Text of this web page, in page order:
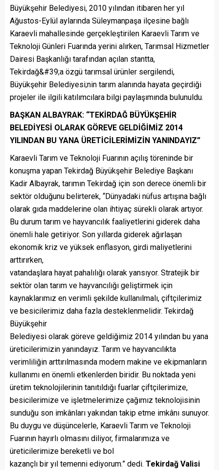
Büyükşehir Belediyesi, 2010 yılından itibaren her yıl
Ağustos-Eylül aylarında Süleymanpaşa ilçesine bağlı
Karaevli mahallesinde gerçekleştirilen Karaevli Tarım ve
Teknoloji Günleri Fuarında yerini alırken, Tarımsal Hizmetler
Dairesi Başkanlığı tarafından açılan stantta,
Tekirdağ&#39;a özgü tarımsal ürünler sergilendi,
Büyükşehir Belediyesi;nin tarım alanında hayata geçirdiği
projeler ile ilgili katılımcılara bilgi paylaşımında bulunuldu.
BAŞKAN ALBAYRAK: “TEKİRDAĞ BÜYÜKŞEHİR
BELEDİYESİ OLARAK GÖREVE GELDİĞİMİZ 2014
YILINDAN BU YANA ÜRETİCİLERİMİZİN YANINDAYIZ”
Karaevli Tarım ve Teknoloji Fuarının açılış töreninde bir
konuşma yapan Tekirdağ Büyükşehir Belediye Başkanı
Kadir Albayrak, tarımın Tekirdağ için son derece önemli bir
sektör olduğunu belirterek, “Dünyadaki nüfus artışına bağlı
olarak gıda maddelerine olan ihtiyaç sürekli olarak artıyor.
Bu durum tarım ve hayvancılık faaliyetlerini giderek daha
önemli hale getiriyor. Son yıllarda giderek ağırlaşan
ekonomik kriz ve yüksek enflasyon, girdi maliyetlerini
arttırırken,
vatandaşlara hayat pahalılığı olarak yansıyor. Stratejik bir
sektör olan tarım ve hayvancılığı geliştirmek için
kaynaklarımız en verimli şekilde kullanılmalı, çiftçilerimiz
ve besicilerimiz daha fazla desteklenmelidir. Tekirdağ
Büyükşehir
Belediyesi olarak göreve geldiğimiz 2014 yılından bu yana
üreticilerimizin yanındayız. Tarım ve hayvancılıkta
verimliliğin arttırılmasında modern makine ve ekipmanların
kullanımı en önemli etkenlerden biridir. Bu noktada yeni
üretim teknolojilerinin tanıtıldığı fuarlar çiftçilerimize,
besicilerimize ve işletmelerimize çağımız teknolojisinin
sunduğu son imkânları yakından takip etme imkânı sunuyor.
Bu duygu ve düşüncelerle, Karaevli Tarım ve Teknoloji
Fuarının hayırlı olmasını diliyor, firmalarımıza ve
üreticilerimize bereketli ve bol
kazançlı bir yıl temenni ediyorum.” dedi. Tekirdağ Valisi